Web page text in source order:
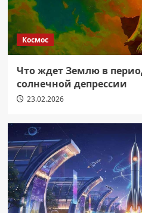
Космос
Что ждет Землю в
солнечной депрессии
23.02.2026